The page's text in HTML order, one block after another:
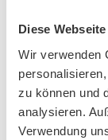
Diese
Wir verwenden
zu können und
analysieren.
Verwendung
Mo-Di:8:00-
Mi:8:00 - 12:00